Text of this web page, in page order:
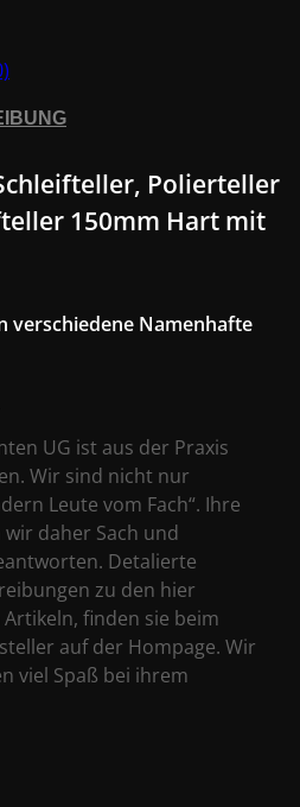
Polierteller
150mm Hart mit
verschiedene Namenhafte
UG ist aus der Praxis
Wir sind nicht nur
Leute vom Fach“. Ihre
daher Sach und
Detalierte
zu den hier
finden sie beim
auf der Hompage. Wir
viel Spaß bei ihrem